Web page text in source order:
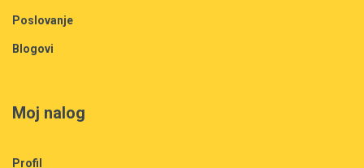
Poslovanje
Blogovi
Moj nalog
Profil